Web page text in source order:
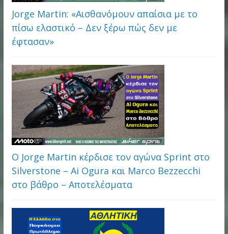
Jorge Martin: «Αισθανόμουν απαίσια με το
πίσω ελαστικό – Δεν ξέρω πώς δεν με
έφτασαν»
Ο Jorge Martin κέρδισε τον αγώνα Sprint στο
Silverstone – Ai Ogura και Marco Bezzecchi
στο βάθρο – Αποτελέσματα